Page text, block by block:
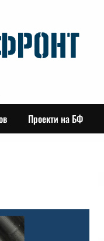
Проекти на БФ